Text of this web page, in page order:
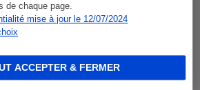
de chaque page.
mise à jour le 12/07/2024
ACCEPTER & FERMER
profiter de l’aide financière